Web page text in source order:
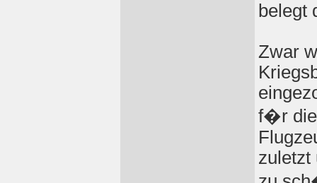
belegt
Zwar
f�r die
zuletzt